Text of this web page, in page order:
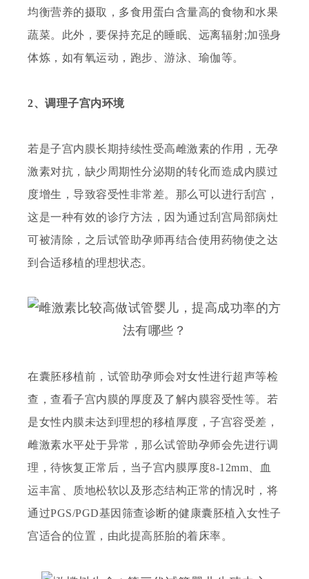
均衡营养的摄取，多食用蛋白含量高的食物和水果
蔬菜。此外，要保持充足的睡眠、远离辐射;加强身
体炼，如有氧运动，跑步、游泳、瑜伽等。
2、调理子宫内环境
若是子宫内膜长期持续性受高雌激素的作用，无孕
激素对抗，缺少周期性分泌期的转化而造成内膜过
度增生，导致容受性非常差。那么可以进行刮宫，
这是一种有效的诊疗方法，因为通过刮宫局部病灶
可被清除，之后试管助孕师再结合使用药物使之达
到合适移植的理想状态。
在囊胚移植前， 试管助孕师会对女性进行超声等检
查，查看子宫内膜的厚度及了解内膜容受性等。若
是女性内膜未达到理想的移植厚度，子宫容受差，
雌激素水平处于异常，那么试管助孕师会先进行调
理，待恢复正常后，当子宫内膜厚度8-12mm、血
运丰富、质地松软以及形态结构正常的情况时，将
通过PGS/PGD基因筛查诊断的健康囊胚植入女性子
宫适合的位置，由此提高胚胎的着床率。